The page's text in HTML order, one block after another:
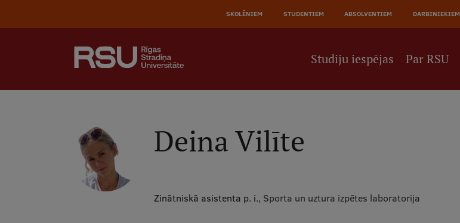
AUGŠĒJĀ
IZVĒLNE
SKOLĒNIEM STUDENTIEM ABSOLVENTIEM DARBINIEKIEM
Studiju iespējas Par RSU
Deina Vilīte
Zinātniskā asistenta p. i., Sporta un uztura izpētes laboratorija